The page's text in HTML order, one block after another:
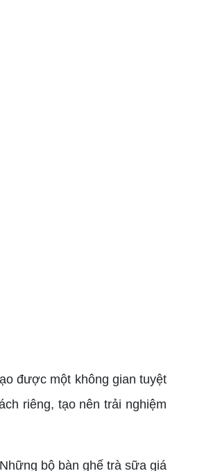
được một không gian tuyệt
riêng, tạo nên trải nghiệm
bộ bàn ghế trà sữa giá